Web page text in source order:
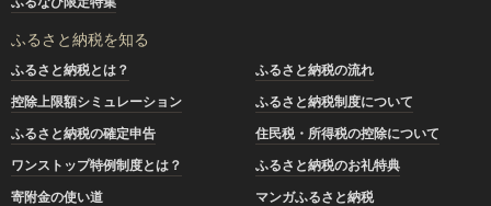
ふるさと納税を知る
ふるさと納税とは？
ふるさと納税の流れ
控除上限額シミュレーション
ふるさと納税制度について
ふるさと納税の確定申告
住民税・所得税の控除について
ワンストップ特例制度とは？
ふるさと納税のお礼特典
寄附金の使い道
マンガふるさと納税